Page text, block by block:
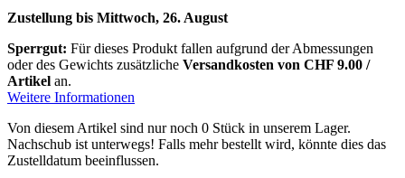
Zustellung bis Mittwoch, 26. August
Sperrgut: Für dieses Produkt fallen aufgrund der Abmessungen
oder des Gewichts zusätzliche Versandkosten von CHF 9.00 /
Artikel an.
Weitere Informationen
Von diesem Artikel sind nur noch 0 Stück in unserem Lager.
Nachschub ist unterwegs! Falls mehr bestellt wird, könnte dies das
Zustelldatum beeinflussen.